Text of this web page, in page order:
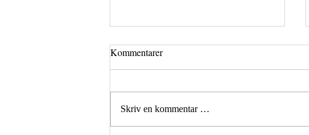
Kommentarer
Skriv en kommentar …